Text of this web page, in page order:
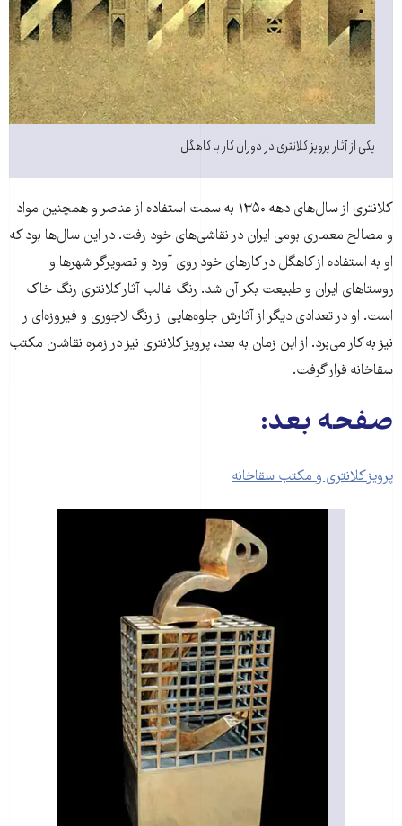
یکی از آثار پرویز کلانتری در دوران کار با کاهگل
کلانتری از سال‌های دهه ۱۳۵۰ به سمت استفاده از عناصر و همچنین مواد
و مصالح معماری بومی ایران در نقاشی‌های خود رفت. در این سال‌ها بود که
او به استفاده از کاهگل در کارهای خود روی آورد و تصویرگر شهرها و
روستاهای ایران و طبیعت بکر آن شد. رنگ غالب آثار کلانتری رنگ خاک
است. او در تعدادی دیگر از آثارش جلوه‌هایی از رنگ لاجوری و فیروزه‌ای را
نیز به کار می‌برد. از این زمان به بعد، پرویز کلانتری نیز در زمره نقاشان مکتب
سقاخانه قرار گرفت.
صفحه بعد:
پرویز کلانتری و مکتب سقاخانه